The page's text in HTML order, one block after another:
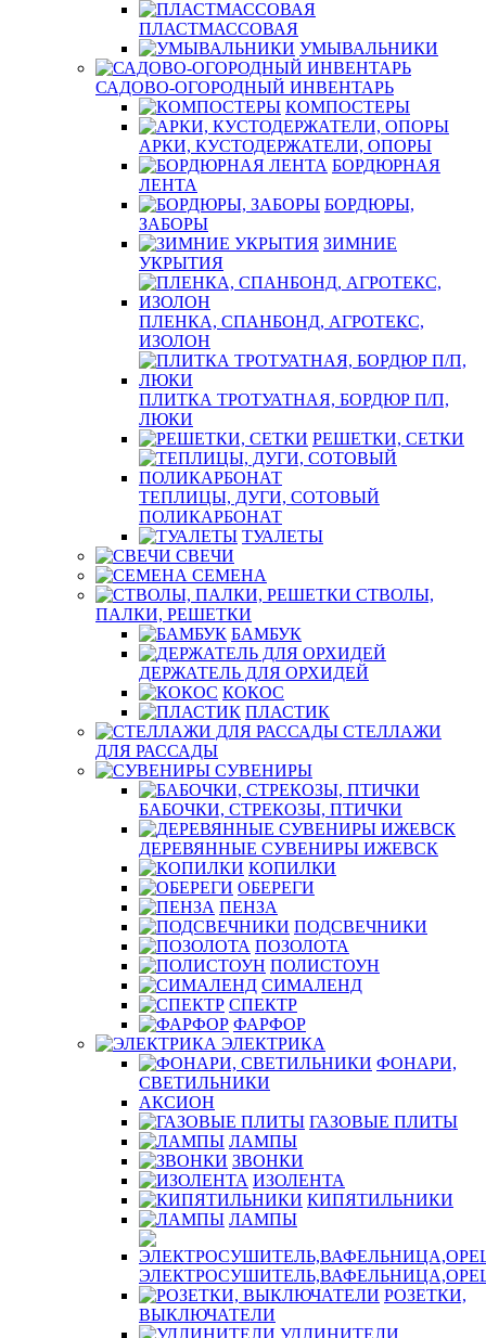
ПЛАСТМАССОВАЯ
УМЫВАЛЬНИКИ
САДОВО-ОГОРОДНЫЙ ИНВЕНТАРЬ
КОМПОСТЕРЫ
АРКИ, КУСТОДЕРЖАТЕЛИ, ОПОРЫ
БОРДЮРНАЯ
ЛЕНТА
БОРДЮРЫ,
ЗАБОРЫ
ЗИМНИЕ
УКРЫТИЯ
ПЛЕНКА, СПАНБОНД, АГРОТЕКС,
ИЗОЛОН
ПЛИТКА ТРОТУАТНАЯ, БОРДЮР П/П,
ЛЮКИ
РЕШЕТКИ, СЕТКИ
ТЕПЛИЦЫ, ДУГИ, СОТОВЫЙ
ПОЛИКАРБОНАТ
ТУАЛЕТЫ
СВЕЧИ
СЕМЕНА
СТВОЛЫ,
ПАЛКИ, РЕШЕТКИ
БАМБУК
ДЕРЖАТЕЛЬ ДЛЯ ОРХИДЕЙ
КОКОС
ПЛАСТИК
СТЕЛЛАЖИ
ДЛЯ РАССАДЫ
СУВЕНИРЫ
БАБОЧКИ, СТРЕКОЗЫ, ПТИЧКИ
ДЕРЕВЯННЫЕ СУВЕНИРЫ ИЖЕВСК
КОПИЛКИ
ОБЕРЕГИ
ПЕНЗА
ПОДСВЕЧНИКИ
ПОЗОЛОТА
ПОЛИСТОУН
СИМАЛЕНД
СПЕКТР
ФАРФОР
ЭЛЕКТРИКА
ФОНАРИ,
СВЕТИЛЬНИКИ
АКСИОН
ГАЗОВЫЕ ПЛИТЫ
ЛАМПЫ
ЗВОНКИ
ИЗОЛЕНТА
КИПЯТИЛЬНИКИ
ЛАМПЫ
РОЗЕТКИ,
ВЫКЛЮЧАТЕЛИ
УДЛИНИТЕЛИ